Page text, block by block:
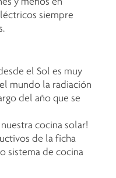
siempre
el Sol es muy
mundo la radiación
del año que se
cocina solar!
de la ficha
sistema de cocina